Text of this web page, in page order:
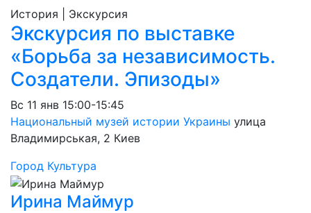
История | Экскурсия
Экскурсия по выставке
«Борьба за независимость.
Создатели. Эпизоды»
Вс 11 янв 15:00-15:45
Национальный музей истории Украины улица
Владимирськая, 2 Киев
Город Культура
Ирина Маймур